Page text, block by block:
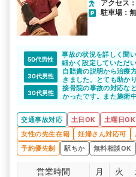
アクセス
駐車場：
50代男性
事故の状況を詳しく聞
細かく設定していただい
また肩の痛みが中々改
形外科病院を紹介して
結果、腱板断裂ある事
30代男性
自賠責の説明から治療
きました。とても助かり
30代男性
接骨院の事故の対応な
かったです。また施術
かったです。
交通事故対応 土日OK 土曜日OK
女性の先生在籍
妊婦さん対応可
予約優先制
駅ちか 無料相談OK
営業時間 月 火